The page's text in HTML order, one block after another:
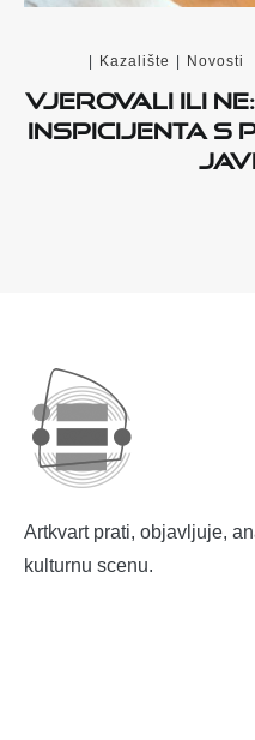
Kazalište Novosti
Vjerovali ili
inspicijenta s
Artkvart prati, objavljuje,
kulturnu scenu.